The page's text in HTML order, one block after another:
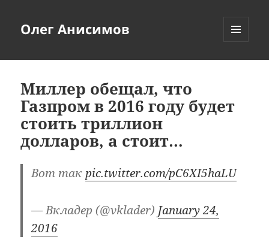
Олег Анисимов
Миллер обещал, что
Газпром в 2016 году будет
стоить триллион
долларов, а стоит…
Вот такpic.twitter.com/pC6XI5haLU
— Вкладер (@vklader) January 24,
2016